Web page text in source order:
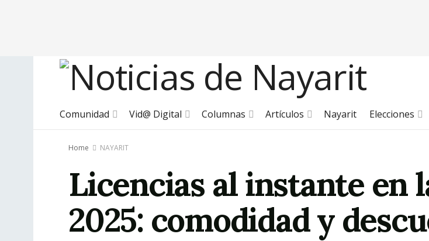
Comunidad Vid@ Digital Columnas Artículos Nayarit Elecciones
Home NAYARIT
Licencias al instante en
2025: comodidad y